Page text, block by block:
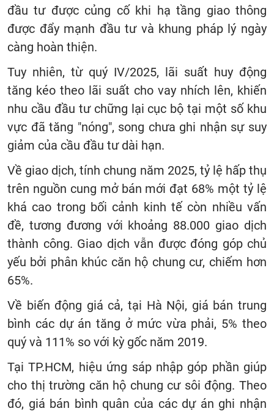
đầu tư được củng cố khi hạ tầng giao thông
được đẩy mạnh đầu tư và khung pháp lý ngày
càng hoàn thiện.
Tuy nhiên, từ quý IV/2025, lãi suất huy động
tăng kéo theo lãi suất cho vay nhích lên, khiến
nhu cầu đầu tư chững lại cục bộ tại một số khu
vực đã tăng "nóng", song chưa ghi nhận sự suy
giảm của cầu đầu tư dài hạn.
Về giao dịch, tính chung năm 2025, tỷ lệ hấp thụ
trên nguồn cung mở bán mới đạt 68% một tỷ lệ
khá cao trong bối cảnh kinh tế còn nhiều vấn
đề, tương đương với khoảng 88.000 giao dịch
thành công. Giao dịch vẫn được đóng góp chủ
yếu bởi phân khúc căn hộ chung cư, chiếm hơn
65%.
Về biến động giá cả, tại Hà Nội, giá bán trung
bình các dự án tăng ở mức vừa phải, 5% theo
quý và 111% so với kỳ gốc năm 2019.
Tại TP.HCM, hiệu ứng sáp nhập góp phần giúp
cho thị trường căn hộ chung cư sôi động. Theo
đó, giá bán bình quân của các dự án ghi nhận